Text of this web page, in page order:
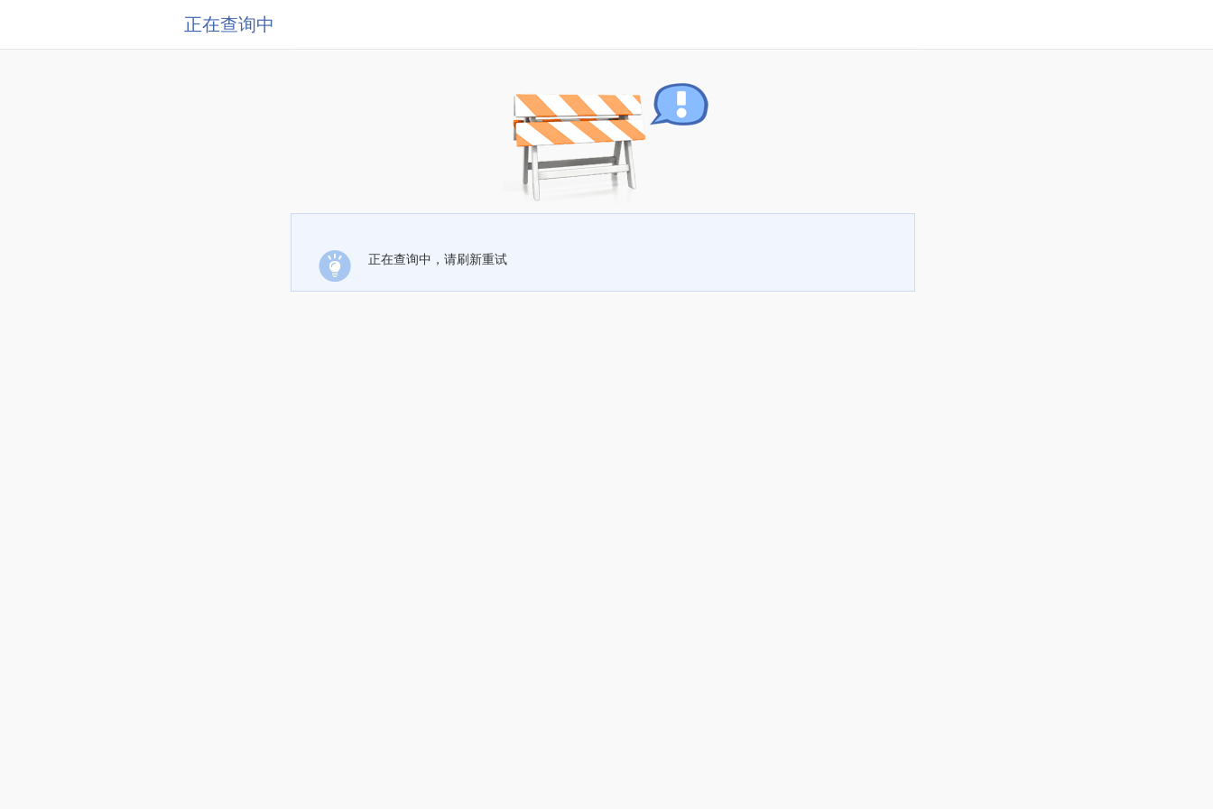
正在查询中
正在查询中，请刷新重试